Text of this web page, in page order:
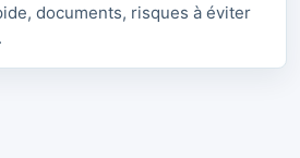
documents, risques à éviter